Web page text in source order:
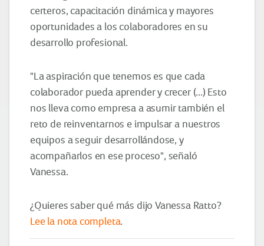
certeros, capacitación dinámica y mayores
oportunidades a los colaboradores en su
desarrollo profesional.
"La aspiración que tenemos es que cada
colaborador pueda aprender y crecer (...) Esto
nos lleva como empresa a asumir también el
reto de reinventarnos e impulsar a nuestros
equipos a seguir desarrollándose, y
acompañarlos en ese proceso", señaló
Vanessa.
¿Quieres saber qué más dijo Vanessa Ratto?
Lee la nota completa.